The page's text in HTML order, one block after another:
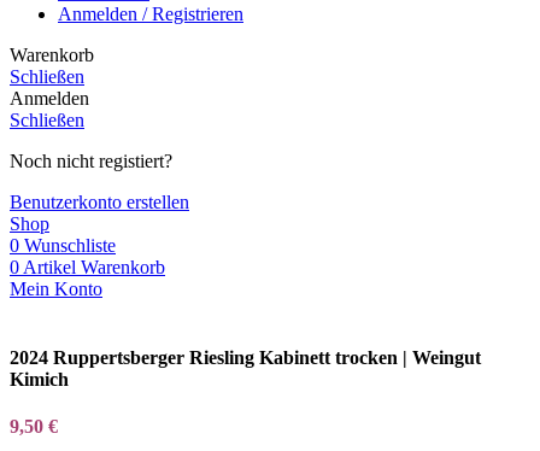
Anmelden / Registrieren
Warenkorb
Schließen
Anmelden
Schließen
Noch nicht registiert?
Benutzerkonto erstellen
Shop
0 Wunschliste
0 Artikel Warenkorb
Mein Konto
2024 Ruppertsberger Riesling Kabinett trocken | Weingut
Kimich
9,50 €